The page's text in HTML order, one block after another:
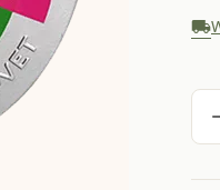
local_shipping
Ilość